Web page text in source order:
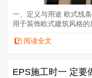
一、定义与用途 欧式线
用于装饰欧式建筑风格
阅读全文
EPS施工时一 定要